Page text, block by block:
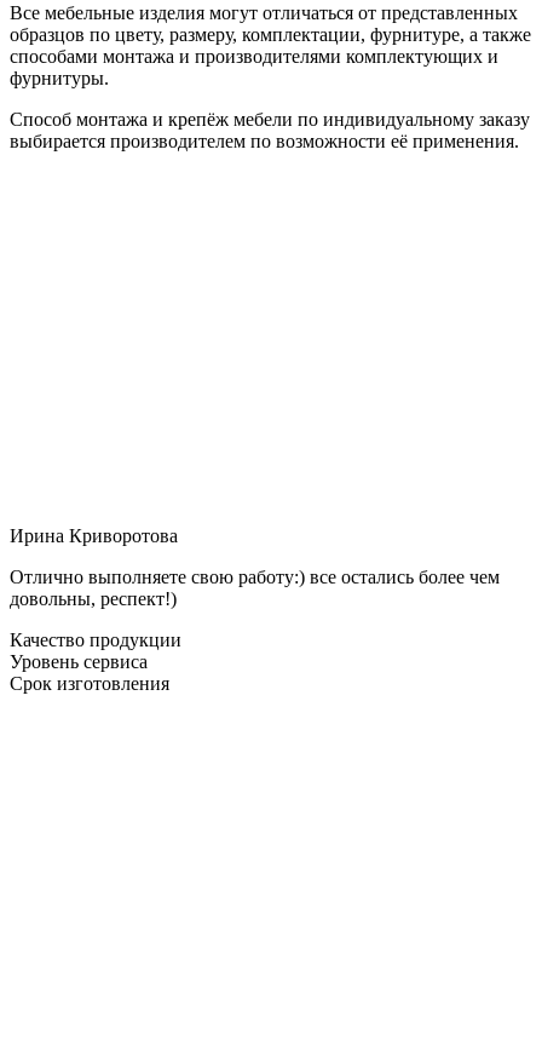
Все мебельные изделия могут отличаться от представленных
образцов по цвету, размеру, комплектации, фурнитуре, а также
способами монтажа и производителями комплектующих и
фурнитуры.
Способ монтажа и крепёж мебели по индивидуальному заказу
выбирается производителем по возможности её применения.
Ирина Криворотова
Отлично выполняете свою работу:) все остались более чем
довольны, респект!)
Качество продукции
Уровень сервиса
Срок изготовления